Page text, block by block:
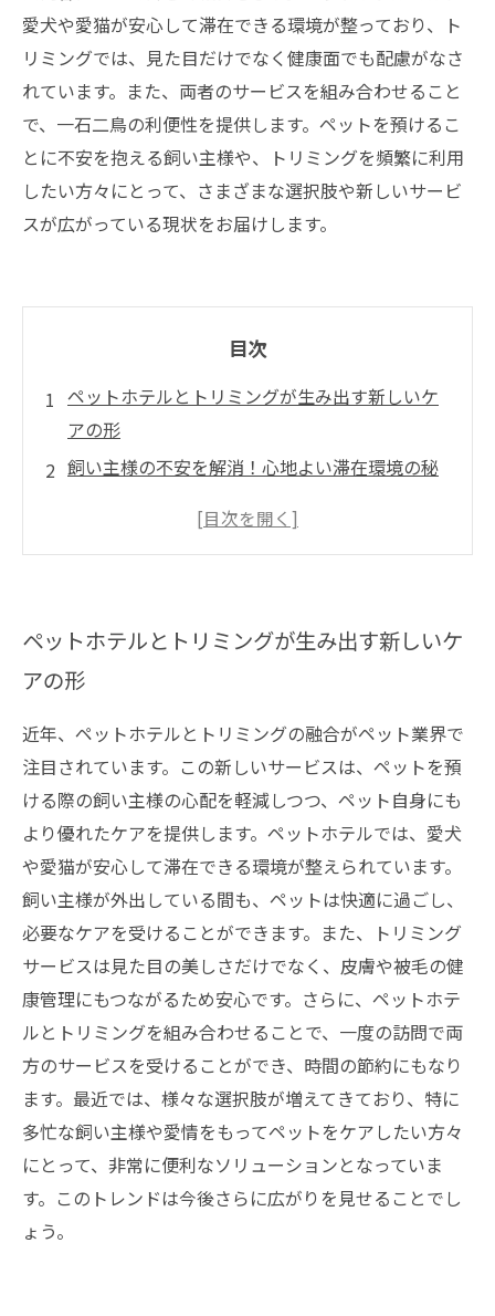
愛犬や愛猫が安心して滞在できる環境が整っており、ト
リミングでは、見た目だけでなく健康面でも配慮がなさ
れています。また、両者のサービスを組み合わせること
で、一石二鳥の利便性を提供します。ペットを預けるこ
とに不安を抱える飼い主様や、トリミングを頻繁に利用
したい方々にとって、さまざまな選択肢や新しいサービ
スが広がっている現状をお届けします。
目次
ペットホテルとトリミングが生み出す新しいケ
アの形
飼い主様の不安を解消！心地よい滞在環境の秘
ペットのための一石二鳥！サービスの融合がも
選択肢
愛するペットのために、最適なサービスを見つ
ペットホテルとトリミングが生み出す新しいケ
アの形
近年、ペットホテルとトリミングの融合がペット業界で
注目されています。この新しいサービスは、ペットを預
ける際の飼い主様の心配を軽減しつつ、ペット自身にも
より優れたケアを提供します。ペットホテルでは、愛犬
や愛猫が安心して滞在できる環境が整えられています。
飼い主様が外出している間も、ペットは快適に過ごし、
必要なケアを受けることができます。また、トリミング
サービスは見た目の美しさだけでなく、皮膚や被毛の健
康管理にもつながるため安心です。さらに、ペットホテ
ルとトリミングを組み合わせることで、一度の訪問で両
方のサービスを受けることができ、時間の節約にもなり
ます。最近では、様々な選択肢が増えてきており、特に
多忙な飼い主様や愛情をもってペットをケアしたい方々
にとって、非常に便利なソリューションとなっていま
す。このトレンドは今後さらに広がりを見せることでし
ょう。